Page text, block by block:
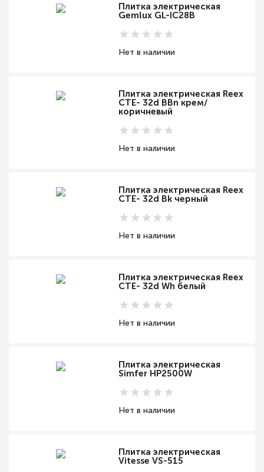
Плитка электрическая
Gemlux GL-IC28B
Нет в наличии
Плитка электрическая Reex
CTE- 32d BBn крем/
коричневый
Нет в наличии
Плитка электрическая Reex
CTE- 32d Bk черный
Нет в наличии
Плитка электрическая Reex
CTE- 32d Wh белый
Нет в наличии
Плитка электрическая
Simfer HP2500W
Нет в наличии
Плитка электрическая
Vitesse VS-515